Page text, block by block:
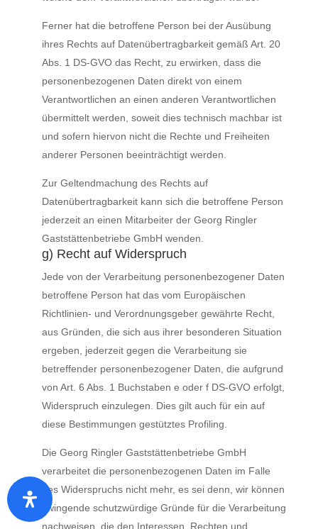
Ferner hat die betroffene Person bei der Ausübung
ihres Rechts auf Datenübertragbarkeit gemäß Art. 20
Abs. 1 DS-GVO das Recht, zu erwirken, dass die
personenbezogenen Daten direkt von einem
Verantwortlichen an einen anderen Verantwortlichen
übermittelt werden, soweit dies technisch machbar ist
und sofern hiervon nicht die Rechte und Freiheiten
anderer Personen beeinträchtigt werden.
Zur Geltendmachung des Rechts auf
Datenübertragbarkeit kann sich die betroffene Person
jederzeit an einen Mitarbeiter der Georg Ringler
Gaststättenbetriebe GmbH wenden.
g) Recht auf Widerspruch
Jede von der Verarbeitung personenbezogener Daten
betroffene Person hat das vom Europäischen
Richtlinien- und Verordnungsgeber gewährte Recht,
aus Gründen, die sich aus ihrer besonderen Situation
ergeben, jederzeit gegen die Verarbeitung sie
betreffender personenbezogener Daten, die aufgrund
von Art. 6 Abs. 1 Buchstaben e oder f DS-GVO erfolgt,
Widerspruch einzulegen. Dies gilt auch für ein auf
diese Bestimmungen gestütztes Profiling.
Die Georg Ringler Gaststättenbetriebe GmbH
verarbeitet die personenbezogenen Daten im Falle
des Widerspruchs nicht mehr, es sei denn, wir können
zwingende schutzwürdige Gründe für die Verarbeitung
nachweisen, die den Interessen, Rechten und